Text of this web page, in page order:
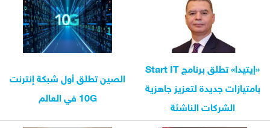
«إيتيدا» تطلق برنامج Start IT
بامتيازات جديدة لتعزيز جاهزية
الشركات الناشئة
الصين تطلق أول شبكة إنترنت
10G في العالم